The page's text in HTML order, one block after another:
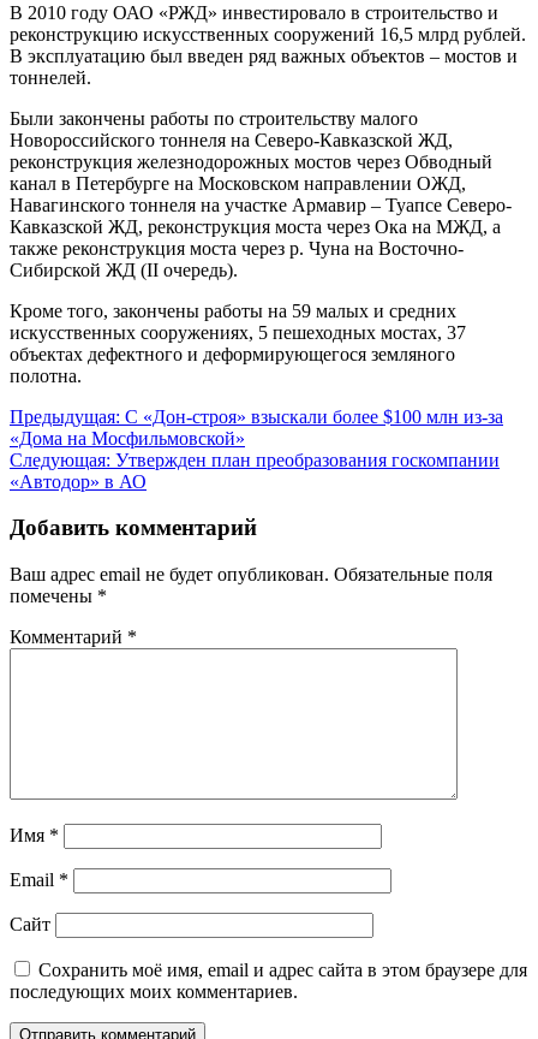
В 2010 году ОАО «РЖД» инвестировало в строительство и
реконструкцию искусственных сооружений 16,5 млрд рублей.
В эксплуатацию был введен ряд важных объектов – мостов и
тоннелей.
Были закончены работы по строительству малого
Новороссийского тоннеля на Северо-Кавказской ЖД,
реконструкция железнодорожных мостов через Обводный
канал в Петербурге на Московском направлении ОЖД,
Навагинского тоннеля на участке Армавир – Туапсе Северо-
Кавказской ЖД, реконструкция моста через Ока на МЖД, а
также реконструкция моста через р. Чуна на Восточно-
Сибирской ЖД (II очередь).
Кроме того, закончены работы на 59 малых и средних
искусственных сооружениях, 5 пешеходных мостах, 37
объектах дефектного и деформирующегося земляного
полотна.
Навигация
по
записям
Предыдущая: С «Дон-строя» взыскали более $100 млн из-за
«Дома на Мосфильмовской»
Следующая: Утвержден план преобразования госкомпании
«Автодор» в АО
Добавить комментарий
Ваш адрес email не будет опубликован. Обязательные поля
помечены *
Комментарий *
Имя *
Email *
Сайт
Сохранить моё имя, email и адрес сайта в этом браузере для
последующих моих комментариев.